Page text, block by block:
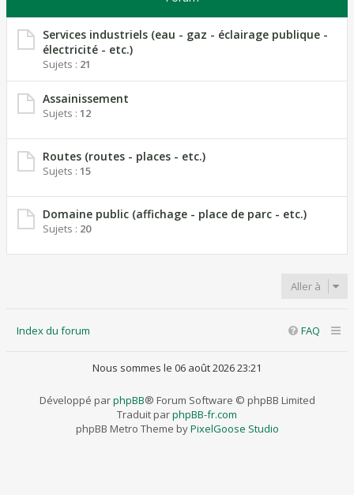
r
e
Services industriels (eau - gaz - éclairage publique -
électricité - etc.)
Sujets : 21
Assainissement
Sujets : 12
Routes (routes - places - etc.)
Sujets : 15
Domaine public (affichage - place de parc - etc.)
Sujets : 20
Aller à
Index du forum FAQ
Nous sommes le 06 août 2026 23:21
Développé parphpBB® Forum Software © phpBB Limited
Traduit parphpBB-fr.com
phpBB Metro Theme byPixelGoose Studio